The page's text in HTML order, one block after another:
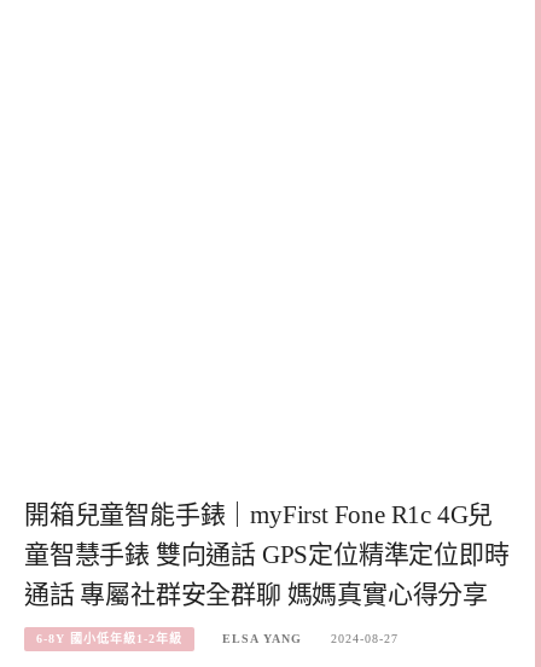
開箱兒童智能手錶｜myFirst Fone R1c 4G兒
童智慧手錶 雙向通話 GPS定位精準定位即時
通話 專屬社群安全群聊 媽媽真實心得分享
6-8Y 國小低年級1-2年級 ELSA YANG 2024-08-27